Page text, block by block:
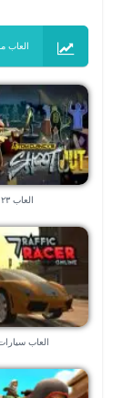
العاب
العاب ٢٠٢٣
العاب سيارات